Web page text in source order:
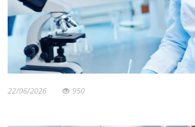
22/06/2026 950